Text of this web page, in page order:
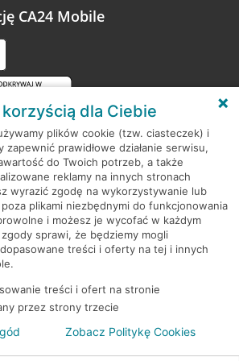
CA24 Mobile
Polska S.A. Wszelkie prawa zastrzeżone
dla Ciebie
plików cookie (tzw. ciasteczek) i
prawidłowe działanie serwisu,
do Twoich potrzeb, a także
reklamy na innych stronach
wyrazić zgodę na wykorzystywanie lub
plikami niezbędnymi do funkcjonowania
i możesz je wycofać w każdym
sprawi, że będziemy mogli
treści i oferty na tej i innych
treści i ofert na stronie
przez strony trzecie
Zobacz Politykę Cookies